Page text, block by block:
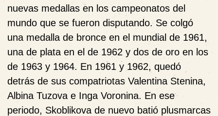
nuevas medallas en los campeonatos del
mundo que se fueron disputando. Se colgó
una medalla de bronce en el mundial de 1961,
una de plata en el de 1962 y dos de oro en los
de 1963 y 1964. En 1961 y 1962, quedó
detrás de sus compatriotas Valentina Stenina,
Albina Tuzova e Inga Voronina. En ese
periodo, Skoblikova de nuevo batió plusmarcas